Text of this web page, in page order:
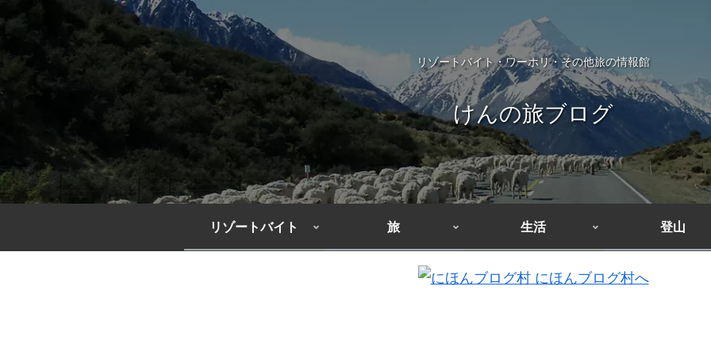
リゾートバイト・ワーホリ・その他旅の情報館
けんの旅ブログ
リゾートバイト 旅 生活 登山